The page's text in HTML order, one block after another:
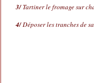
3/Tartiner le fromage sur
4/Déposer les tranches de